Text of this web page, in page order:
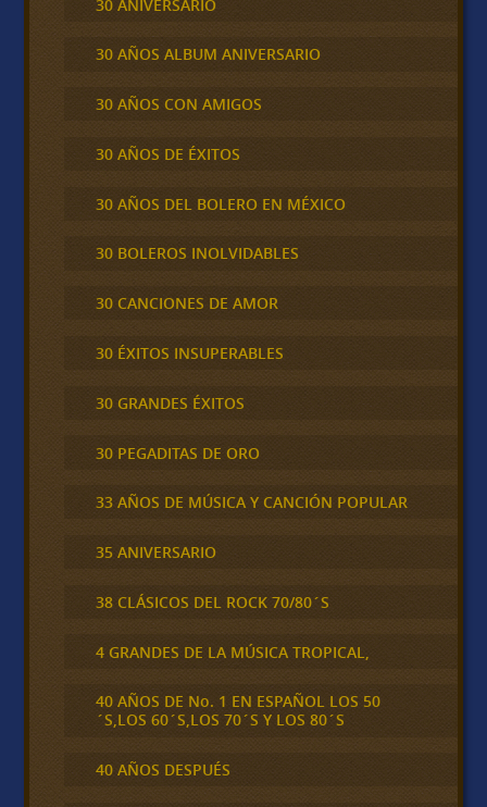
30 ANIVERSARIO
30 AÑOS ALBUM ANIVERSARIO
30 AÑOS CON AMIGOS
30 AÑOS DE ÉXITOS
30 AÑOS DEL BOLERO EN MÉXICO
30 BOLEROS INOLVIDABLES
30 CANCIONES DE AMOR
30 ÉXITOS INSUPERABLES
30 GRANDES ÉXITOS
30 PEGADITAS DE ORO
33 AÑOS DE MÚSICA Y CANCIÓN POPULAR
35 ANIVERSARIO
38 CLÁSICOS DEL ROCK 70/80´S
4 GRANDES DE LA MÚSICA TROPICAL,
40 AÑOS DE No. 1 EN ESPAÑOL LOS 50
´S,LOS 60´S,LOS 70´S Y LOS 80´S
40 AÑOS DESPUÉS